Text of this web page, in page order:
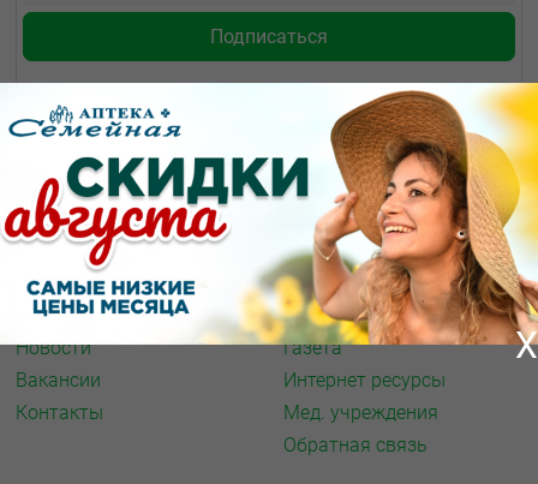
X
О КОМПАНИИ
О нас
Акции
Архив акций
Новости
Вакансии
Контакты
ИНФОРМАЦИЯ
Аптечная справка
Адреса аптек
Спорт и фитнес
Газета
Интернет ресурсы
Мед. учреждения
Обратная связь